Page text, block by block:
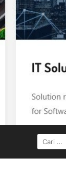
CARI
UNTUK: